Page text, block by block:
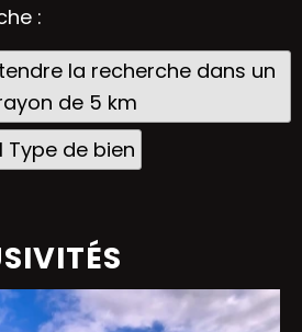
:
la recherche dans un
de 5 km
Type de bien